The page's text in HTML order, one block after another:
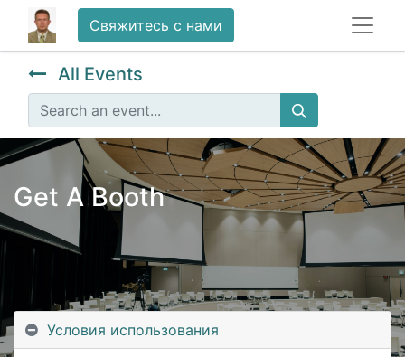
Свяжитесь с нами
All Events
Get A Booth
Условия использования